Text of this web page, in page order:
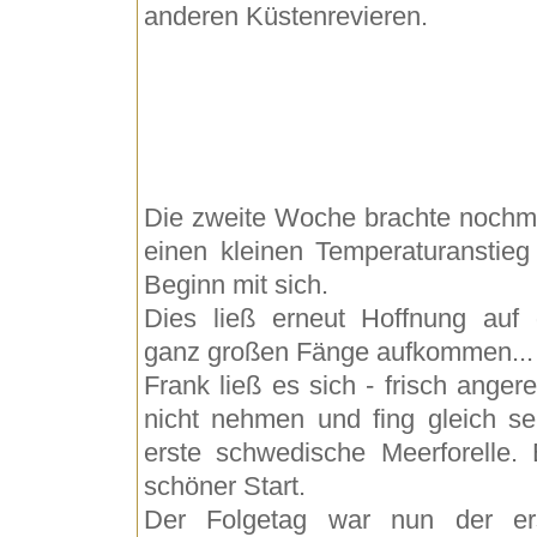
anderen Küstenrevieren.
Die zweite Woche brachte
einen kleinen
Beginn mit sich.
Dies ließ erneut Hoffnung auf
ganz großen Fänge aufkommen...
Frank ließ es sich - frisch
nicht nehmen und fing gleich
erste schwedische Meerforelle.
schöner Start.
Der Folgetag war nun der